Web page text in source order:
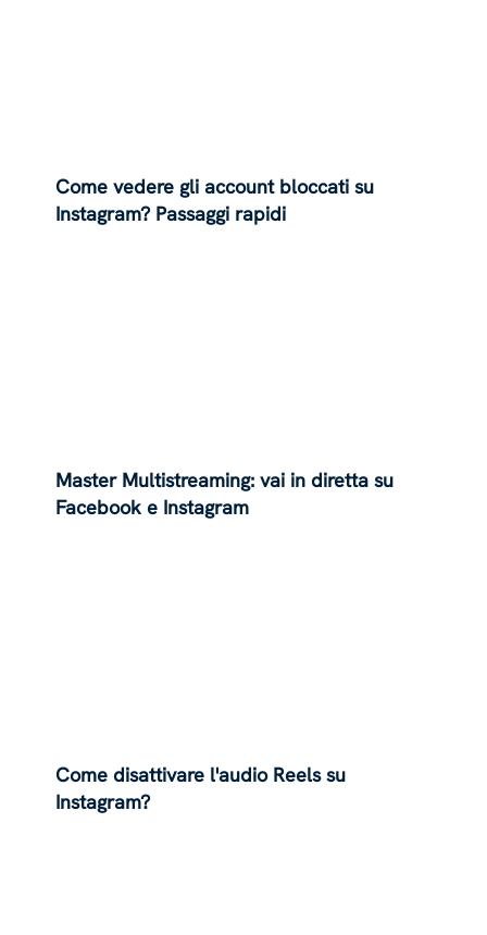
Come vedere gli account bloccati su
Instagram? Passaggi rapidi
Master Multistreaming: vai in diretta su
Facebook e Instagram
Come disattivare l'audio Reels su
Instagram?